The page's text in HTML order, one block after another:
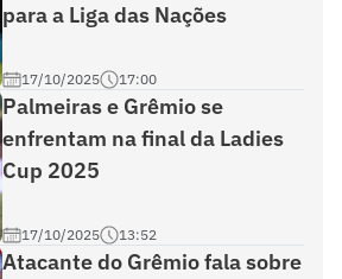
para a Liga das Nações
17/10/2025 17:00
Palmeiras e Grêmio se
enfrentam na final da Ladies
Cup 2025
17/10/2025 13:52
Atacante do Grêmio fala sobre